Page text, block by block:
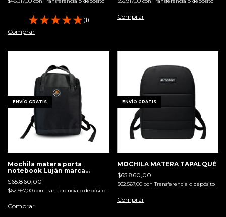
(1)
Comprar
Comprar
ENVÍO GRATIS
Mochila matera porta
notebook Luján marca
madero
$65.860,00
$62.567,00 con Transferencia o depósito
ENVÍO GRATIS
MOCHILA MATERA TAPALQUÉ
$65.860,00
$62.567,00 con Transferencia o depósito